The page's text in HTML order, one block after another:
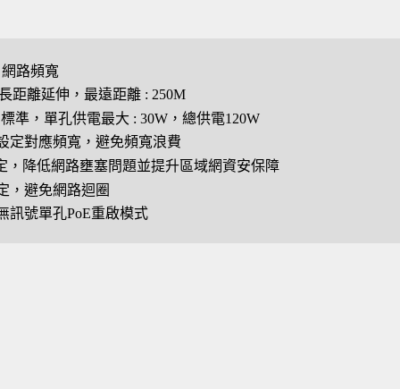
路頻寬
距離延伸，最遠距離 : 250M
標準，單孔供電最大 : 30W，總供電120W
定對應頻寬，避免頻寬浪費
，降低網路壅塞問題並提升區域網資安保障
，避免網路迴圈
訊號單孔PoE重啟模式